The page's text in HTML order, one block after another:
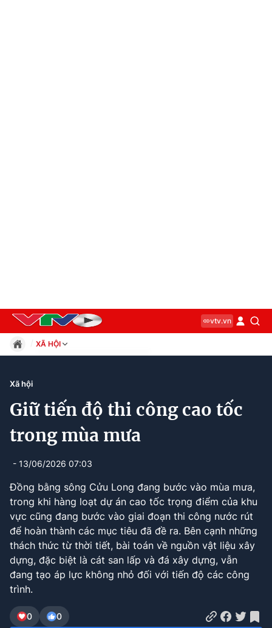
vtv.vn
XÃ HỘI
Xã hội
Thế giới
Công nghệ
Xã hội
Giữ tiến độ thi công cao tốc
trong mùa mưa
- 13/06/2026 07:03
Đồng bằng sông Cửu Long đang bước vào mùa mưa,
trong khi hàng loạt dự án cao tốc trọng điểm của khu
vực cũng đang bước vào giai đoạn thi công nước rút
để hoàn thành các mục tiêu đã đề ra. Bên cạnh những
thách thức từ thời tiết, bài toán về nguồn vật liệu xây
dựng, đặc biệt là cát san lấp và đá xây dựng, vẫn
đang tạo áp lực không nhỏ đối với tiến độ các công
trình.
0
0